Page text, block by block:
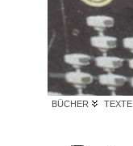
BÜCHER TEXTE